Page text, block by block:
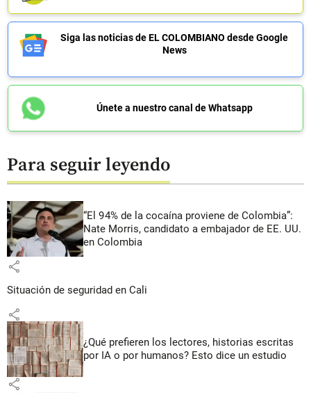
Siga las noticias de EL COLOMBIANO desde Google
News
Únete a nuestro canal de Whatsapp
Para seguir leyendo
“El 94% de la cocaína proviene de Colombia”:
Nate Morris, candidato a embajador de EE. UU.
en Colombia
share
Situación de seguridad en Cali
share
¿Qué prefieren los lectores, historias escritas
por IA o por humanos? Esto dice un estudio
share